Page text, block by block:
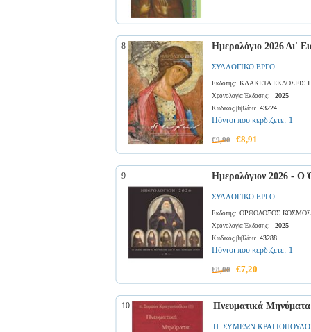
8 Ημερολόγιο 2026 Δι'
ΣΥΛΛΟΓΙΚΟ ΕΡΓΟ
Εκδότης: ΚΛΑΚΕΤΑ ΕΚΔΟΣΕΙΣ
Χρονολογία Έκδοσης: 2025
Κωδικός βιβλίου: 43224
Πόντοι που κερδίζετε: 1
€9,90 €8,91
9 Ημερολόγιον 2026 - Ο
ΣΥΛΛΟΓΙΚΟ ΕΡΓΟ
Εκδότης: ΟΡΘΟΔΟΞΟΣ ΚΟΣΜΟΣ
Χρονολογία Έκδοσης: 2025
Κωδικός βιβλίου: 43288
Πόντοι που κερδίζετε: 1
€8,00 €7,20
10 Πνευματικά
Π. ΣΥΜΕΩΝ